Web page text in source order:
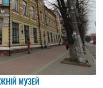
МУЗЕЙ